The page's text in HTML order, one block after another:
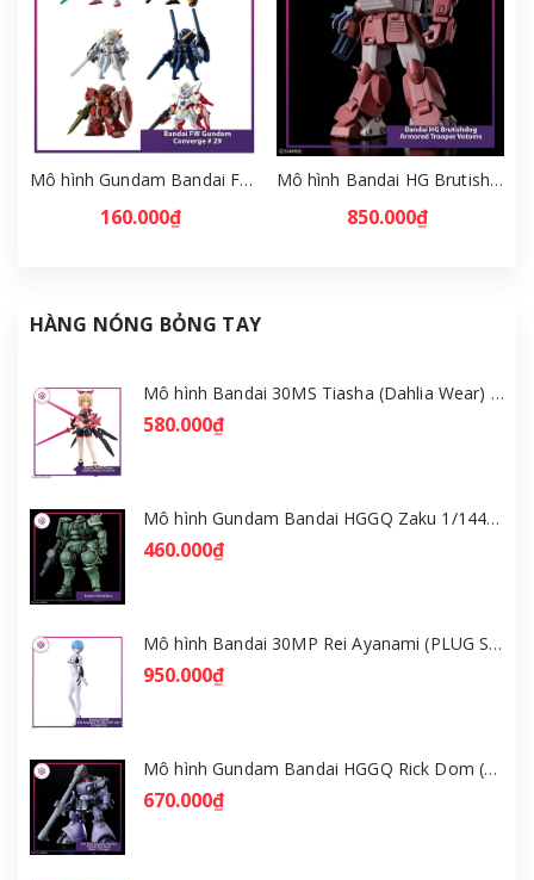
Mô hình Gundam Bandai FW Gundam Converge # 29 Full Set [GDB] [FCH]
160.000₫
Mô hình Bandai HG Brutishdog - Armored Trooper Votoms [GDB] [BHG]
850.000₫
HÀNG NÓNG BỎNG TAY
Mô hình Bandai 30MS Tiasha (Dahlia Wear) [Color B] [GDB] [30MS]
580.000₫
Mô hình Gundam Bandai HGGQ Zaku 1/144 – MSG GQuuuuuuX [GDB] [BHG]
460.000₫
Mô hình Bandai 30MP Rei Ayanami (PLUG SUIT Ver.) – Evangelion [GDB] [30MP]
950.000₫
Mô hình Gundam Bandai HGGQ Rick Dom (Gaia / Ortega) 1/144 [GDB] [BHG]
670.000₫